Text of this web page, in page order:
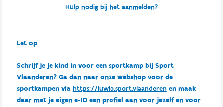
Hulp nodig bij het aanmelden?
Let op
Schrijf je je kind in voor een sportkamp bij Sport
Vlaanderen? Ga dan naar onze webshop voor de
sportkampen via https://luwio.sport.vlaanderenen maak
daar met je eigen e-ID een profiel aan voor jezelf en voor